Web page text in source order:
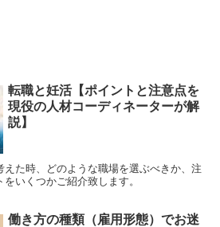
転職と妊活【ポイントと注意点を
現役の人材コーディネーターが解
説】
た時、どのような職場を選ぶべきか、注
いくつかご紹介致します。
働き方の種類（雇用形態）でお迷